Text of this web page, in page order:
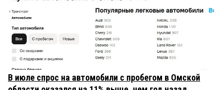
В июле спрос на автомобили с пробегом в Омской